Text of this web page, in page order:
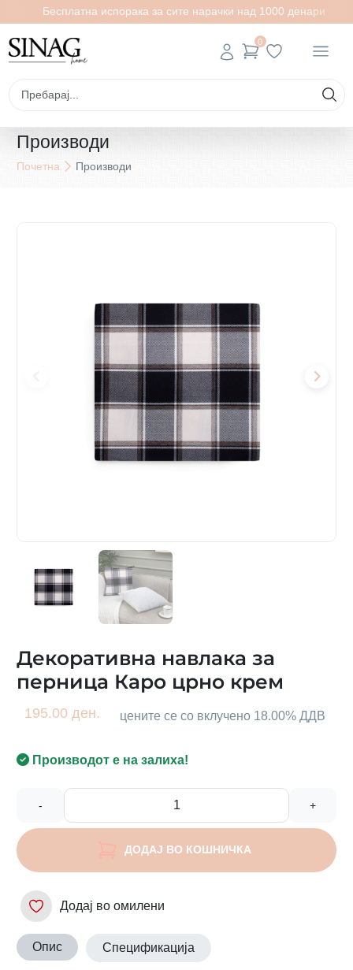
Бесплатна испорака за сите нарачки над 1000 денари
0
Производи
Почетна Производи
Декоративна навлака за
перница Каро црно крем
195.00 ден. цените се со вклучено 18.00% ДДВ
Производот е на залиха!
- +
ДОДАЈ ВО КОШНИЧКА
Додај во омилени
Опис Спецификација